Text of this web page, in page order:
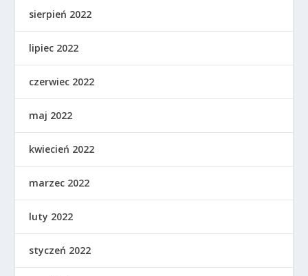
sierpień 2022
lipiec 2022
czerwiec 2022
maj 2022
kwiecień 2022
marzec 2022
luty 2022
styczeń 2022